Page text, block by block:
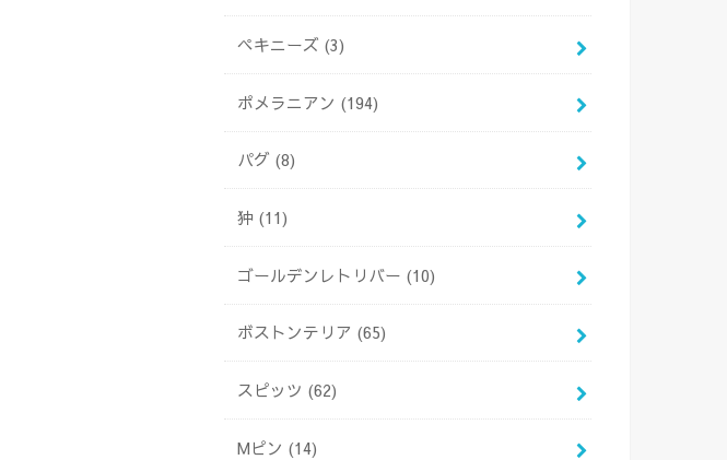
ペキニーズ (3)
ポメラニアン (194)
パグ (8)
狆 (11)
ゴールデンレトリバー (10)
ボストンテリア (65)
スピッツ (62)
Mピン (14)